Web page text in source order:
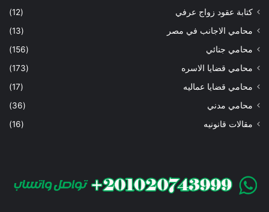
كتابة عقود زواج عرفي
(12)
محامي الاجانب في مصر
(13)
محامي جنائي
(156)
محامي قضايا الاسره
(173)
محامي قضايا عماليه
(17)
محامي مدني
(36)
مقالات قانونيه
(16)